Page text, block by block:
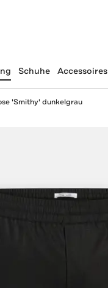
Schuhe Accessoires
'Smithy' dunkelgrau